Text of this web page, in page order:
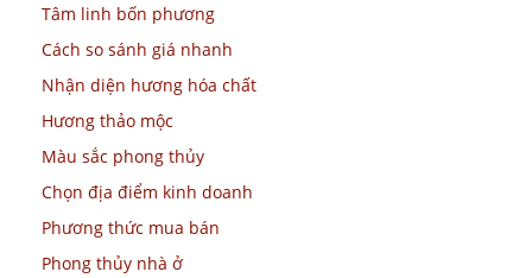
Tâm linh bốn phương
Cách so sánh giá nhanh
Nhận diện hương hóa chất
Hương thảo mộc
Màu sắc phong thủy
Chọn địa điểm kinh doanh
Phương thức mua bán
Phong thủy nhà ở